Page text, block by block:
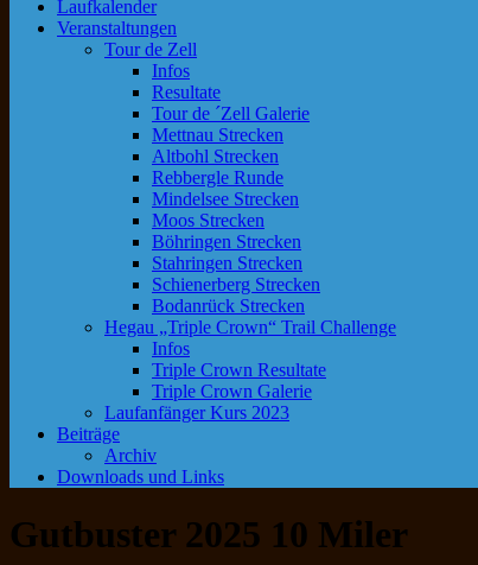
Laufkalender
Veranstaltungen
Tour de Zell
Infos
Resultate
Tour de ´Zell Galerie
Mettnau Strecken
Altbohl Strecken
Rebbergle Runde
Mindelsee Strecken
Moos Strecken
Böhringen Strecken
Stahringen Strecken
Schienerberg Strecken
Bodanrück Strecken
Hegau „Triple Crown“ Trail Challenge
Infos
Triple Crown Resultate
Triple Crown Galerie
Laufanfänger Kurs 2023
Beiträge
Archiv
Downloads und Links
Gutbuster 2025 10 Miler